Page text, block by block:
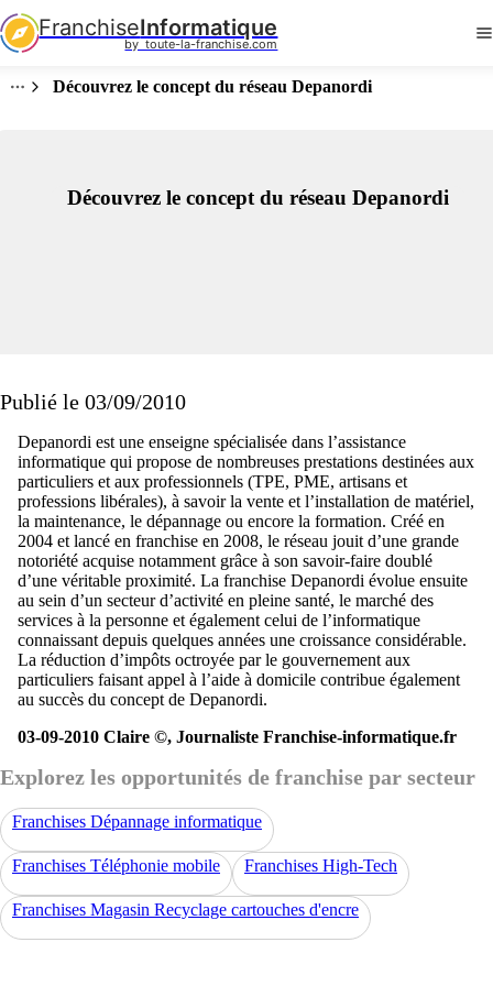
FranchiseInformatique
by  toute-la-franchise.com
Découvrez le concept du réseau Depanordi
Découvrez le concept du réseau Depanordi
Publié le 03/09/2010
Depanordi est une enseigne spécialisée dans l’assistance
informatique qui propose de nombreuses prestations destinées aux
particuliers et aux professionnels (TPE, PME, artisans et
professions libérales), à savoir la vente et l’installation de matériel,
la maintenance, le dépannage ou encore la formation. Créé en
2004 et lancé en franchise en 2008, le réseau jouit d’une grande
notoriété acquise notamment grâce à son savoir-faire doublé
d’une véritable proximité. La franchise Depanordi évolue ensuite
au sein d’un secteur d’activité en pleine santé, le marché des
services à la personne et également celui de l’informatique
connaissant depuis quelques années une croissance considérable.
La réduction d’impôts octroyée par le gouvernement aux
particuliers faisant appel à l’aide à domicile contribue également
au succès du concept de Depanordi.
03-09-2010 Claire ©, Journaliste Franchise-informatique.fr
Explorez les opportunités de franchise par secteur
Franchises Dépannage informatique
Franchises Téléphonie mobile Franchises High-Tech
Franchises Magasin Recyclage cartouches d'encre